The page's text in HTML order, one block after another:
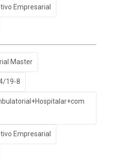
Empresarial
Master
19-8
Empresarial